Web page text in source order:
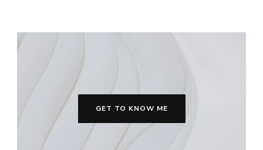
GET TO KNOW ME